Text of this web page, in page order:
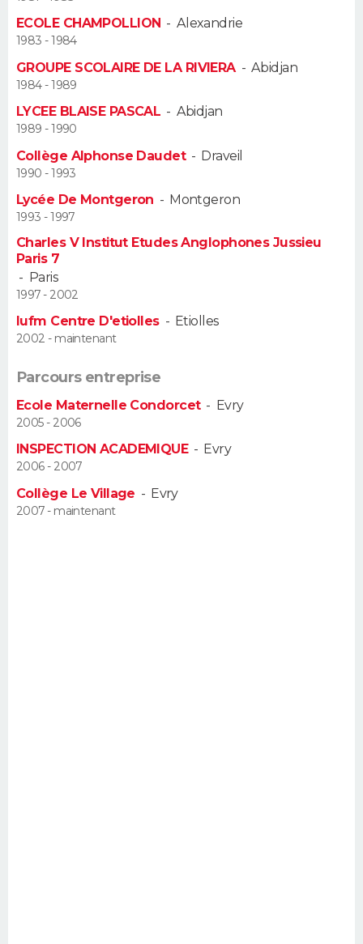
Alimentation
Guide de la santé
Maladies
Médicaments
Sommeil
VOYAGE
Destinations
City break
Voyage nature
Voyage de noces
Forum
Climat
+
PHOTO
GUIDES D'ACHAT
BONS PLANS
Carte de Noël
Carte Bonne année
Carte Saint-Valentin
Carte Pâques
Carte d'anniversaire
Dictionnaire
Biographies
Citations
Expressions
Proverbes
PROGRAMME TV
COPAINS D'AVANT
S'inscrire
Se connecter
Lycées
Collèges
Primaires
Universités
Entreprises
Service militaire
Avis de recherche
AVIS DE DÉCÈS
FORUM
Bricolage
Lifestyle
Culture
Sport
Auto
Television
Voyage
Cinema
ECOLE CHAMPOLLION - Alexandrie
1983 - 1984
GROUPE SCOLAIRE DE LA RIVIERA- Abidjan
1984 - 1989
LYCEE BLAISE PASCAL - Abidjan
1989 - 1990
Collège Alphonse Daudet- Draveil
1990 - 1993
Lycée De Montgeron - Montgeron
1993 - 1997
Charles V Institut Etudes Anglophones Jussieu
Paris 7
- Paris
1997 - 2002
Iufm Centre D'etiolles- Etiolles
2002 - maintenant
Parcours entreprise
Ecole Maternelle Condorcet- Evry
2005 - 2006
INSPECTION ACADEMIQUE- Evry
2006 - 2007
Collège Le Village - Evry
2007 - maintenant